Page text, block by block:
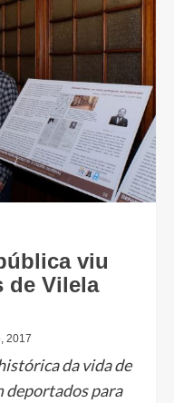
viu
de Vilela
2017
da vida de
deportados para